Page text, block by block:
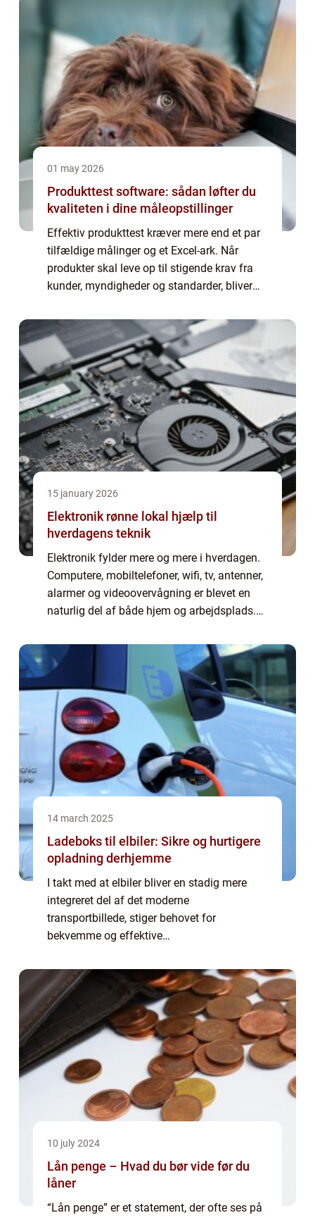
01 may 2026
Produkttest software: sådan løfter du
kvaliteten i dine måleopstillinger
Effektiv produkttest kræver mere end et par
tilfældige målinger og et Excel-ark. Når
produkter skal leve op til stigende krav fra
kunder, myndigheder og standarder, bliver
produkttest so...
15 january 2026
Elektronik rønne lokal hjælp til
hverdagens teknik
Elektronik fylder mere og mere i hverdagen.
Computere, mobiltelefoner, wifi, tv, antenner,
alarmer og videoovervågning er blevet en
naturlig del af både hjem og arbejdsplads.
det en stor fordel at ha...
14 march 2025
Ladeboks til elbiler: Sikre og hurtigere
opladning derhjemme
I takt med at elbiler bliver en stadig mere
integreret del af det moderne
transportbillede, stiger behovet for
bekvemme og effektive
elbiler er blevet en nærmest uundværlig del
for elbilse...
10 july 2024
Lån penge – Hvad du bør vide før du
låner
“Lån penge” er et statement, der ofte ses på